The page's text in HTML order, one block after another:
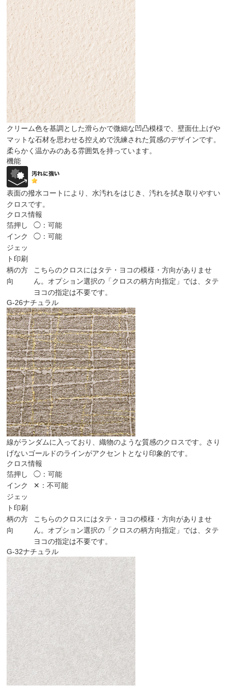
クリーム色を基調とした滑らかで微細な凹凸模様で、壁面仕上げや
マットな石材を思わせる控えめで洗練された質感のデザインです。
柔らかく温かみのある雰囲気を持っています。
機能
表面の撥水コートにより、水汚れをはじき、汚れを拭き取りやすい
クロスです。
クロス情報
箔押し
◯：可能
インク
ジェッ
ト印刷
◯：可能
柄の方
向
こちらのクロスにはタテ・ヨコの模様・方向がありませ
ん。オプション選択の「クロスの柄方向指定」では、タテ
ヨコの指定は不要です。
G-26ナチュラル
線がランダムに入っており、織物のような質感のクロスです。さり
げないゴールドのラインがアクセントとなり印象的です。
クロス情報
箔押し
◯：可能
インク
ジェッ
ト印刷
✕：不可能
柄の方
向
こちらのクロスにはタテ・ヨコの模様・方向がありませ
ん。オプション選択の「クロスの柄方向指定」では、タテ
ヨコの指定は不要です。
G-32ナチュラル